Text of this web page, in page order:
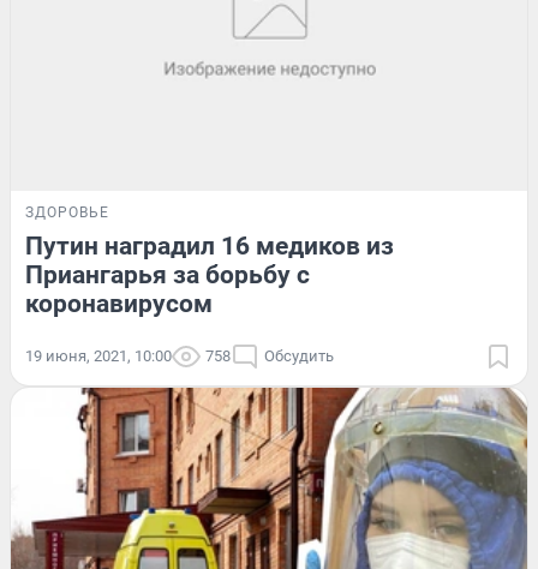
ЗДОРОВЬЕ
Путин наградил 16 медиков из
Приангарья за борьбу с
коронавирусом
19 июня, 2021, 10:00 758 Обсудить